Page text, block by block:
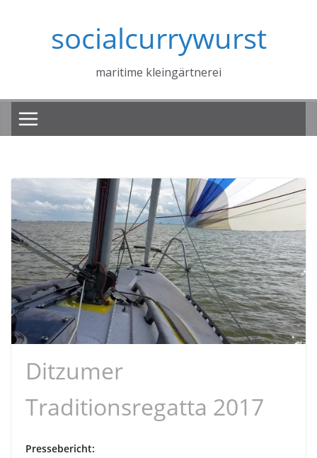
socialcurrywurst
maritime kleingärtnerei
Ditzumer
Traditionsregatta 2017
Pressebericht: